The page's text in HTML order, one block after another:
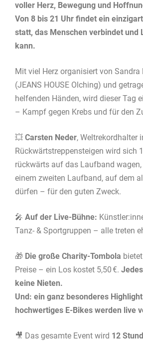
voller Herz, Bewegung und
Von 8 bis 21 Uhr findet ein
statt, das Menschen verbindet und
kann.
Mit viel Herz organisiert von Sandra
(JEANS HOUSE Olching) und
helfenden Händen, wird dieser Tag
– Kampf gegen Krebs und für den
💥 Carsten Neder, Weltrekordhalter
Rückwärtstreppensteigen wird sich
rückwärts auf das Laufband
einem zweiten Laufband, auf dem
dürfen – für den guten Zweck.
🎤 Auf der Live-Bühne:
Tanz- & Sportgruppen – alle treten
🎁 Die große Charity-Tombola
Preise – ein Los kostet 5,50 €.
keine Nieten.
Und: ein ganz besonderes
hochwertiges E-Bikes werden live
🎥 Das gesamte Event wird 12